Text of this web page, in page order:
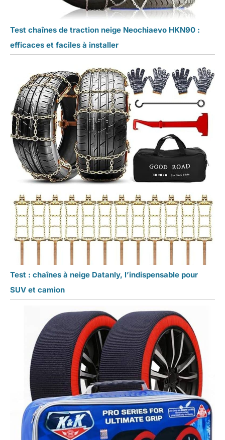
Test chaînes de traction neige Neochiaevo HKN90 :
efficaces et faciles à installer
Test : chaînes à neige Datanly, l’indispensable pour
SUV et camion